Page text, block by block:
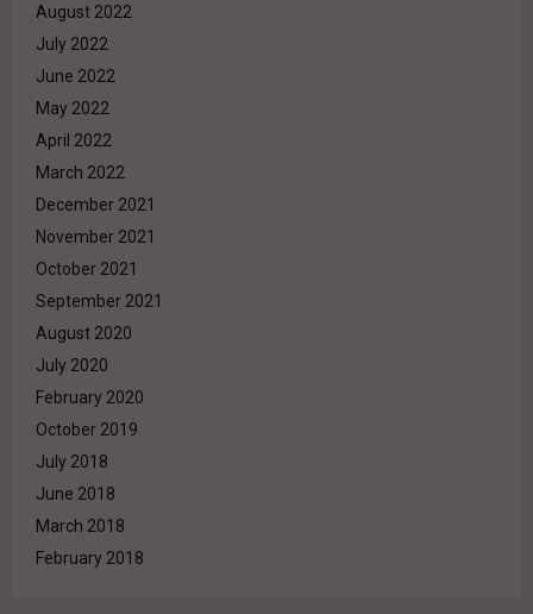
August 2022
July 2022
June 2022
May 2022
April 2022
March 2022
December 2021
November 2021
October 2021
September 2021
August 2020
July 2020
February 2020
October 2019
July 2018
June 2018
March 2018
February 2018